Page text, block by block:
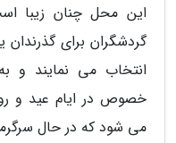
این محل چنان زیبا
گردشگران برای گذرندان
انتخاب می نمایند و
خصوص در ایام عید و
می شود که در حال